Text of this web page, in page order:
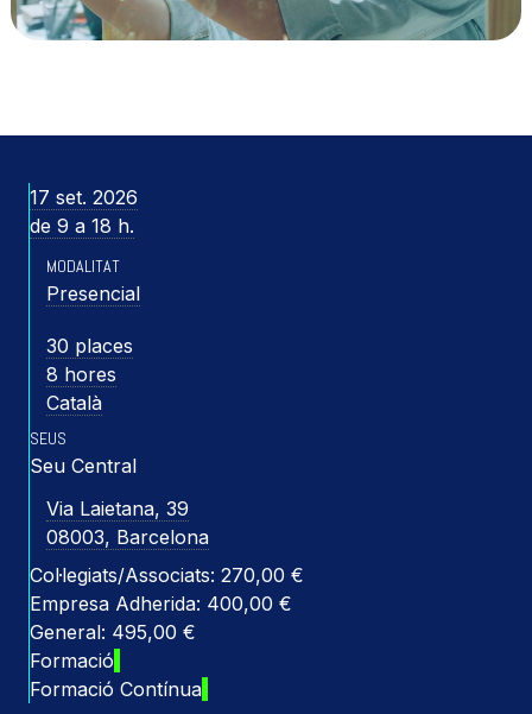
17 set. 2026
de 9 a 18 h.
MODALITAT
Presencial
30 places
8 hores
Català
SEUS
Seu Central
Via Laietana, 39
08003, Barcelona
Col·legiats/Associats: 270,00 €
Empresa Adherida: 400,00 €
General: 495,00 €
Formació
Formació Contínua